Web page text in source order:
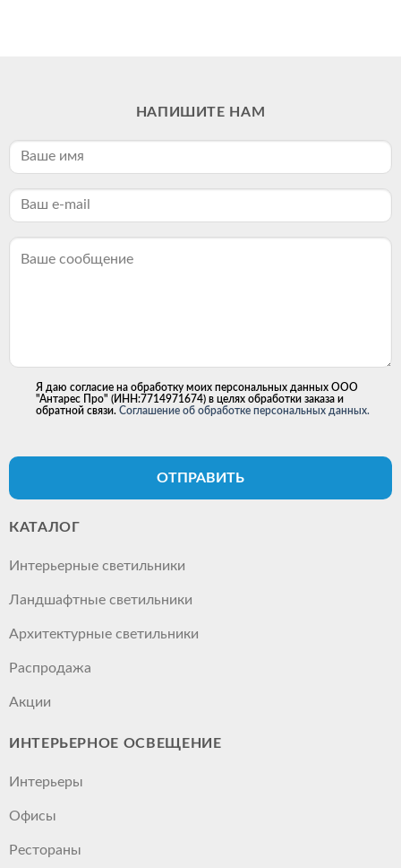
НАПИШИТЕ НАМ
Я даю согласие на обработку моих персональных данных ООО
"Антарес Про" (ИНН:7714971674) в целях обработки заказа и
обратной связи. Соглашение об обработке персональных данных.
ОТПРАВИТЬ
КАТАЛОГ
Интерьерные светильники
Ландшафтные светильники
Архитектурные светильники
Распродажа
Акции
ИНТЕРЬЕРНОЕ ОСВЕЩЕНИЕ
Интерьеры
Офисы
Рестораны